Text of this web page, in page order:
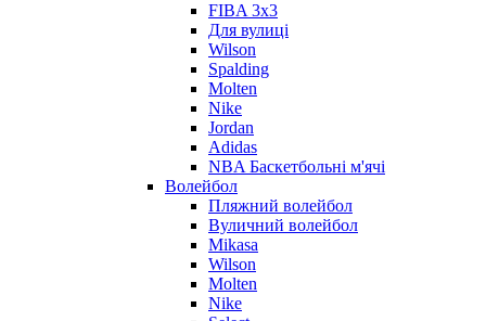
FIBA 3x3
Для вулиці
Wilson
Spalding
Molten
Nike
Jordan
Adidas
NBA Баскетбольні м'ячі
Волейбол
Пляжний волейбол
Вуличний волейбол
Mikasa
Wilson
Molten
Nike